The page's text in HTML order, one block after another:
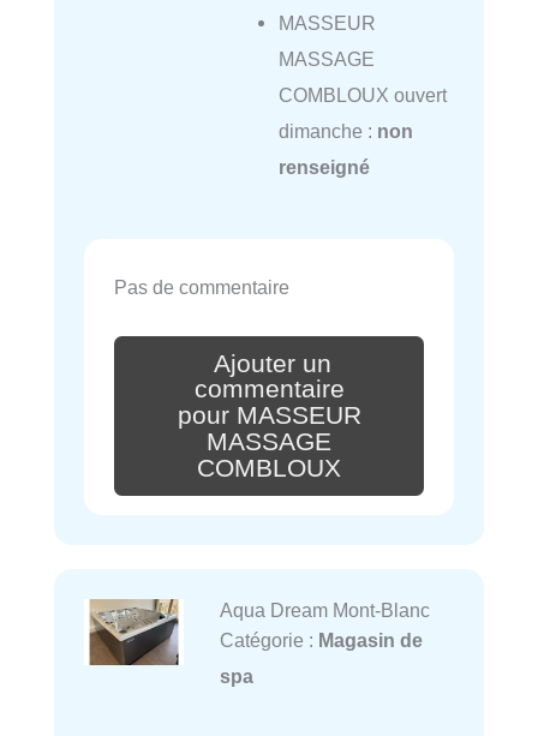
MASSEUR
MASSAGE
COMBLOUX ouvert
dimanche : non
renseigné
Pas de commentaire
Ajouter un
commentaire
pour MASSEUR
MASSAGE
COMBLOUX
Aqua Dream Mont-Blanc
Catégorie : Magasin de
spa